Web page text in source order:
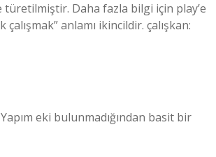
Daha fazla bilgi için play’e
anlamı ikincildir. çalışkan:
eki bulunmadığından basit bir